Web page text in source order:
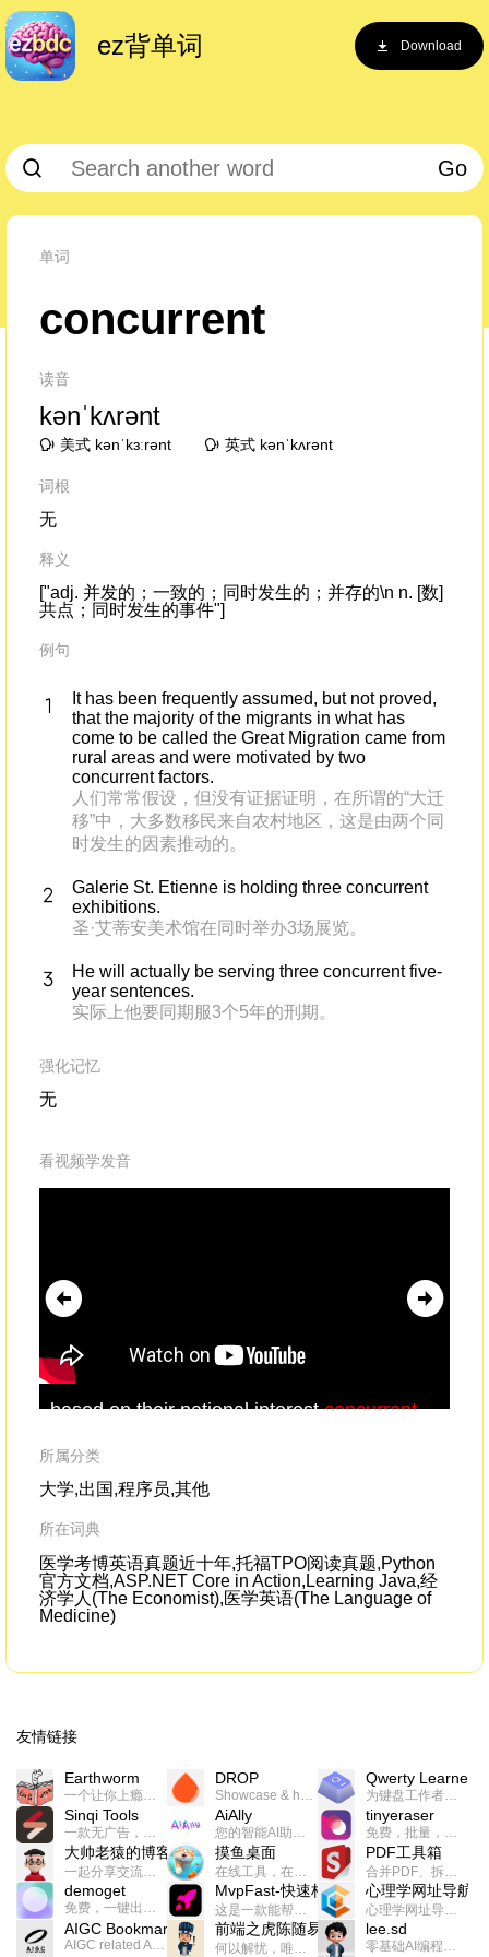
ez背单词 Download
Go
单词
concurrent
读音
kənˈkʌrənt
美式 kənˈkɜːrənt 英式 kənˈkʌrənt
词根
无
释义
["adj. 并发的；一致的；同时发生的；并存的\n n. [数]
共点；同时发生的事件"]
例句
It has been frequently assumed, but not proved,
that the majority of the migrants in what has
come to be called the Great Migration came from
rural areas and were motivated by two
concurrent factors.
人们常常假设，但没有证据证明，在所谓的“大迁
移”中，大多数移民来自农村地区，这是由两个同
时发生的因素推动的。
Galerie St. Etienne is holding three concurrent
exhibitions.
圣·艾蒂安美术馆在同时举办3场展览。
He will actually be serving three concurrent five-
year sentences.
实际上他要同期服3个5年的刑期。
强化记忆
无
看视频学发音
based on their national interest,concurrent
national sustainable development plans.
所属分类
大学,出国,程序员,其他
所在词典
医学考博英语真题近十年,托福TPO阅读真题,Python
官方文档,ASP.NET Core in Action,Learning Java,经
济学人(The Economist),医学英语(The Language of
Medicine)
友情链接
Earthworm DROP Qwerty Learner
为键盘工作者设计的单词与肌肉记忆锻炼软件
Sinqi Tools AiAlly tinyeraser
大帅老猿的博客 摸鱼桌面 PDF工具箱
合并PDF、拆分PDF、旋转PDF、裁剪PDF、转换PDF、加密PDF、解密PDF、PDF加水印等多种PDF处理功能
demoget MvpFast-快速构建网站应用
这是一款能帮助你快速构建个人网站的应用，使用最新的前端技术栈，集成登录、鉴权、手机、邮箱、数据库、博客、文章、支付等等网站所需要的功能，你只需要花几个小时开发你的核心功能就可以上线，一次购买，永久拥有
心理学网址导航
AIGC Bookmarks 前端之虎陈随易 lee.sd